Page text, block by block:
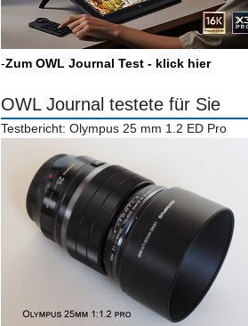
-Zum OWL Journal Test - klick hier
OWL Journal testete für Sie
Testbericht: Olympus 25 mm 1.2 ED Pro